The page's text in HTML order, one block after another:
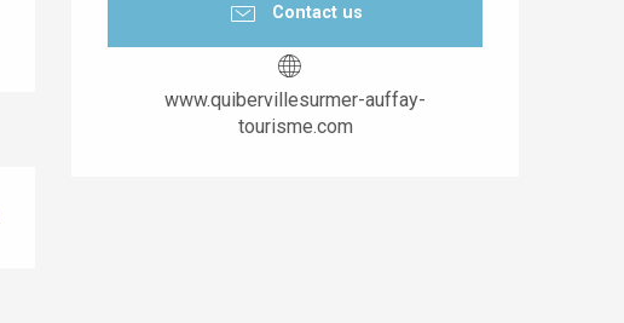
Contact us
www.quibervillesurmer-auffay-
tourisme.com